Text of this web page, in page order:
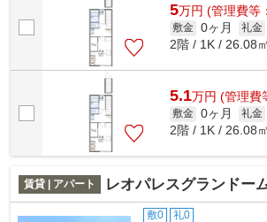
5万円 (管理費等
敷金 0ヶ月 礼金
2階 / 1K / 26.08㎡
5.1万円 (管理費
敷金 0ヶ月 礼金
2階 / 1K / 26.08㎡
賃貸 | アパート レオパレスグランドー
敷0 礼0